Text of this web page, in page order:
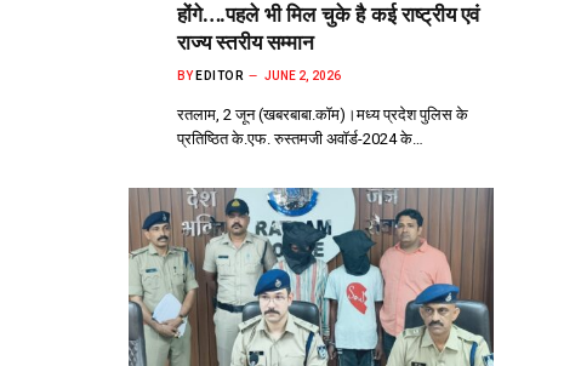
होंगे….पहले भी मिल चुके है कई राष्ट्रीय एवं
राज्य स्तरीय सम्मान
BY EDITOR JUNE 2, 2026
रतलाम, 2 जून (खबरबाबा.कॉम)।मध्य प्रदेश पुलिस के
प्रतिष्ठित के.एफ. रुस्तमजी अवॉर्ड-2024 के…